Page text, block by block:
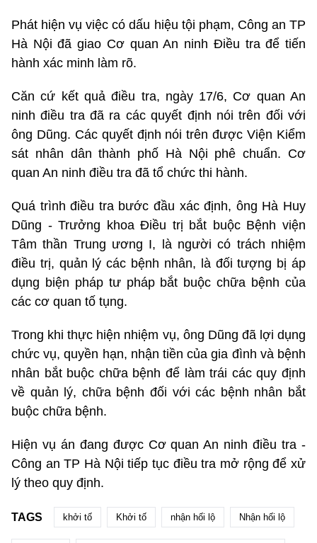
Phát hiện vụ việc có dấu hiệu tội phạm, Công an TP
Hà Nội đã giao Cơ quan An ninh Điều tra để tiến
hành xác minh làm rõ.
Căn cứ kết quả điều tra, ngày 17/6, Cơ quan An
ninh điều tra đã ra các quyết định nói trên đối với
ông Dũng. Các quyết định nói trên được Viện Kiểm
sát nhân dân thành phố Hà Nội phê chuẩn. Cơ
quan An ninh điều tra đã tổ chức thi hành.
Quá trình điều tra bước đầu xác định, ông Hà Huy
Dũng - Trưởng khoa Điều trị bắt buộc Bệnh viện
Tâm thần Trung ương I, là người có trách nhiệm
điều trị, quản lý các bệnh nhân, là đối tượng bị áp
dụng biện pháp tư pháp bắt buộc chữa bệnh của
các cơ quan tố tụng.
Trong khi thực hiện nhiệm vụ, ông Dũng đã lợi dụng
chức vụ, quyền hạn, nhận tiền của gia đình và bệnh
nhân bắt buộc chữa bệnh để làm trái các quy định
về quản lý, chữa bệnh đối với các bệnh nhân bắt
buộc chữa bệnh.
Hiện vụ án đang được Cơ quan An ninh điều tra -
Công an TP Hà Nội tiếp tục điều tra mở rộng để xử
lý theo quy định.
TAGS khởi tố Khởi tố nhận hối lộ Nhận hối lộ